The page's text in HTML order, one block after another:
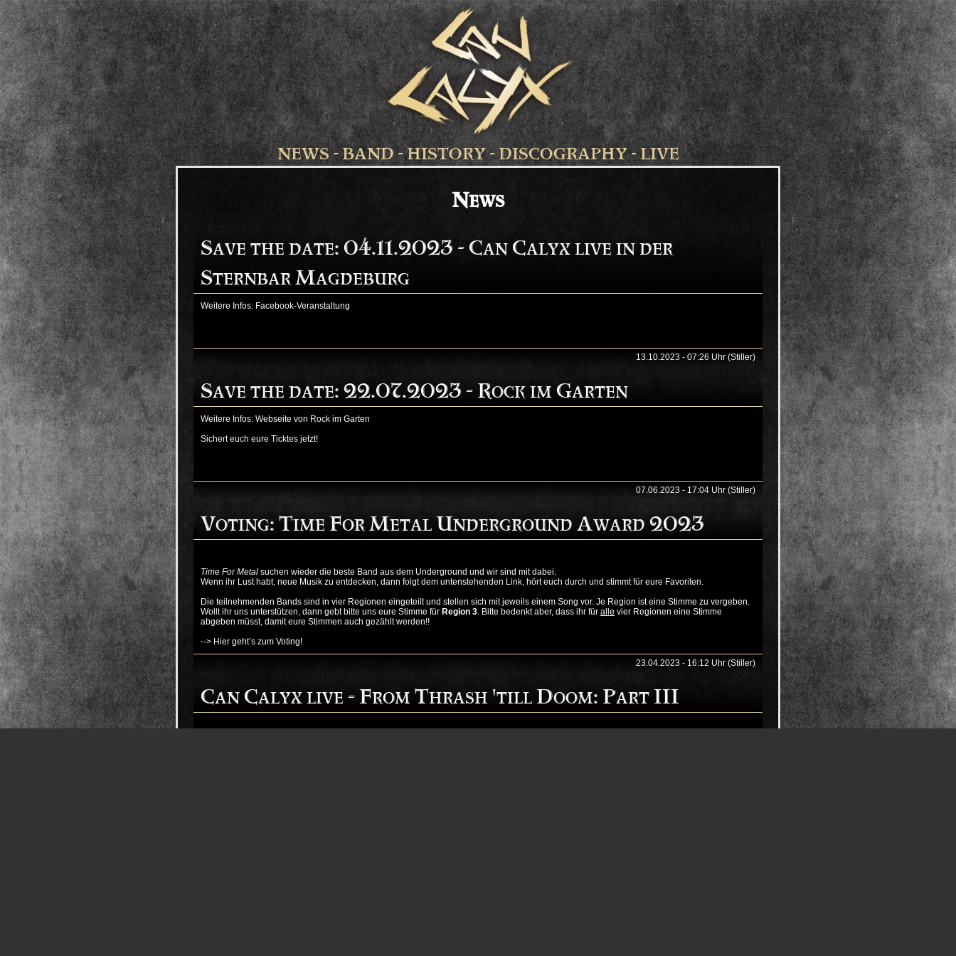
NEWS-BAND-HISTORY-DISCOGRAPHY-LIVE
News
Save the date: 04.11.2023 - Can Calyx live in der
Sternbar Magdeburg
Weitere Infos: Facebook-Veranstaltung
13.10.2023 - 07:26 Uhr (Stiller)
Save the date: 22.07.2023 - Rock im Garten
Weitere Infos: Webseite von Rock im Garten
Sichert euch eure Ticktes jetzt!
07.06.2023 - 17:04 Uhr (Stiller)
Voting: Time For Metal Underground Award 2023
Time For Metal suchen wieder die beste Band aus dem Underground und wir sind mit dabei.
Wenn ihr Lust habt, neue Musik zu entdecken, dann folgt dem untenstehenden Link, hört euch durch und stimmt für eure Favoriten.
Die teilnehmenden Bands sind in vier Regionen eingeteilt und stellen sich mit jeweils einem Song vor. Je Region ist eine Stimme zu vergeben.
Wollt ihr uns unterstützen, dann gebt bitte uns eure Stimme für Region 3 . Bitte bedenkt aber, dass ihr für alle vier Regionen eine Stimme
abgeben müsst, damit eure Stimmen auch gezählt werden!!
--> Hier geht’s zum Voting!
23.04.2023 - 16:12 Uhr (Stiller)
Can Calyx live - From Thrash 'till Doom: Part III